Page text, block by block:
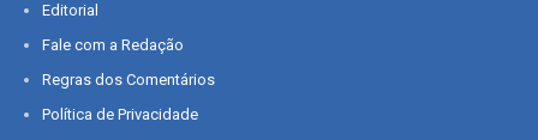
Editorial
Fale com a Redação
Regras dos Comentários
Política de Privacidade